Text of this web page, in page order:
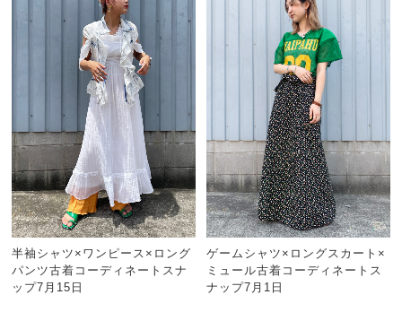
半袖シャツ×ワンピース×ロング
パンツ古着コーディネートスナ
ップ7月15日
ゲームシャツ×ロングスカート×
ミュール古着コーディネートス
ナップ7月1日